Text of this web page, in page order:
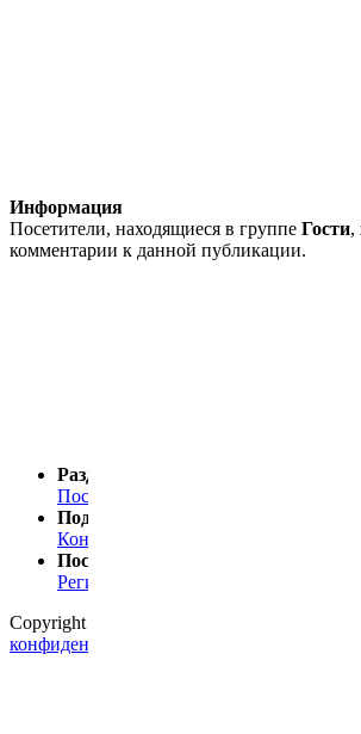
Информация
Посетители, находящиеся в группе Гости,
комментарии к данной публикации.
Разделы сайта
Последние новости
Поддержка
Контакты
Посетителю
Регистрация
Copyright © 2024
конфиденциальности